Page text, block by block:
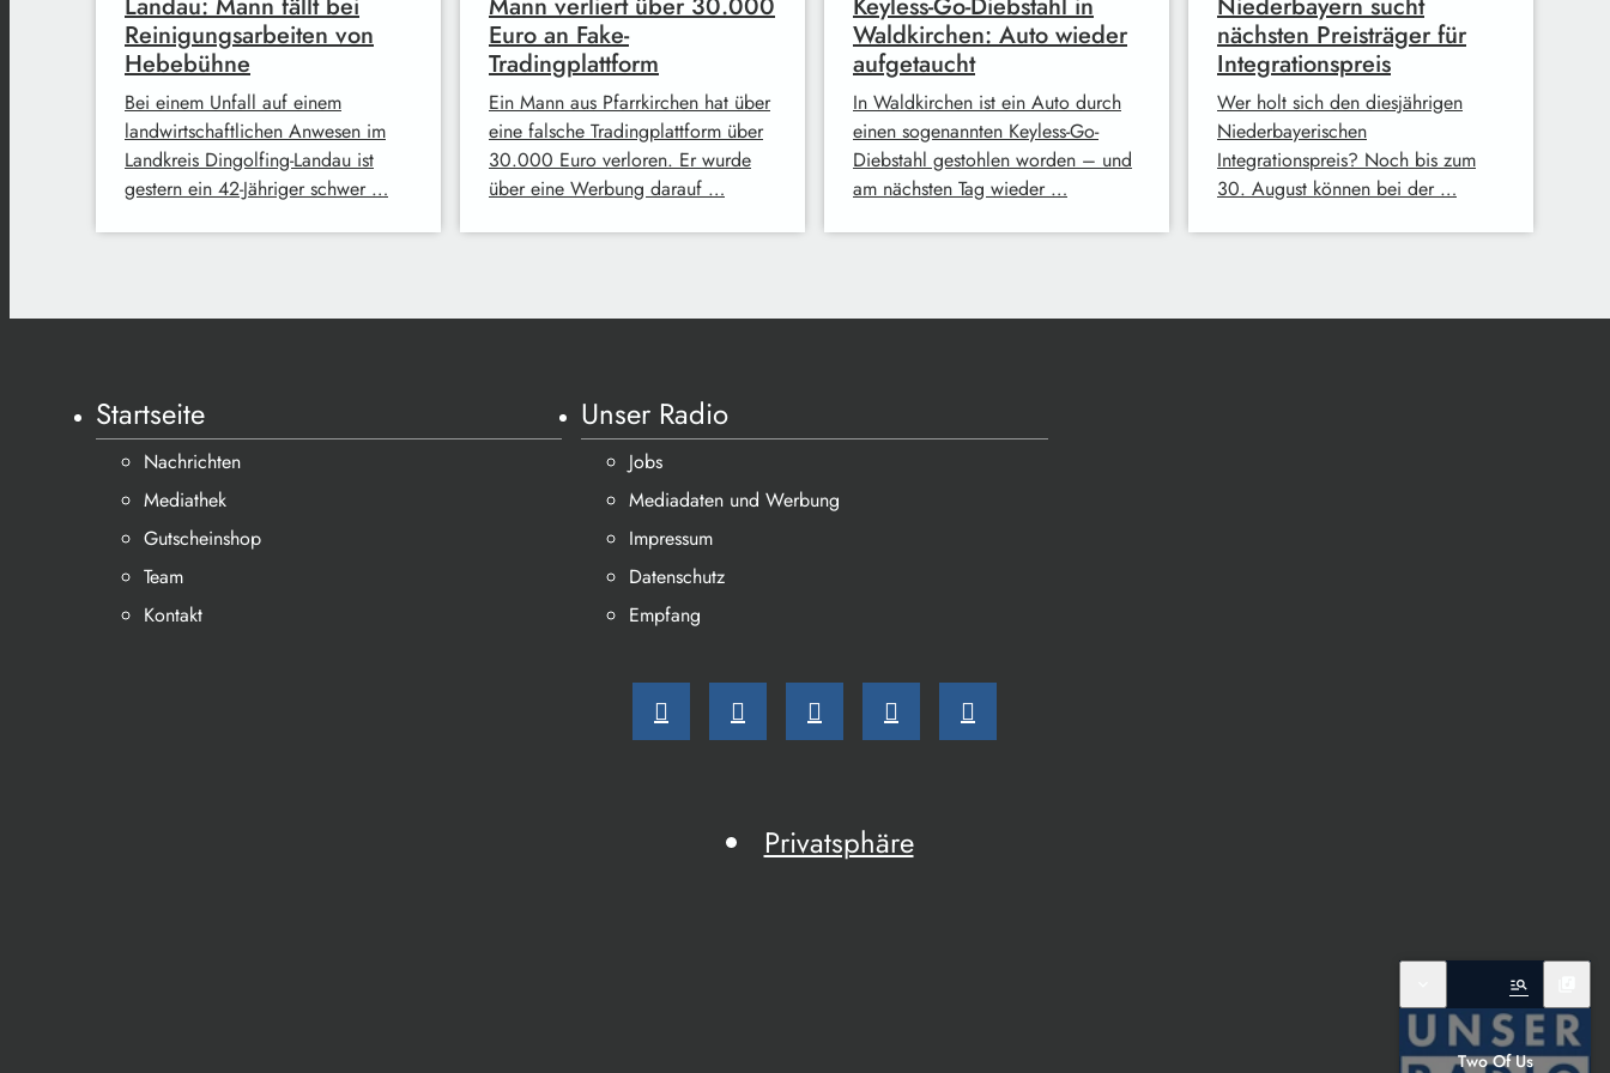
Landau: Mann fällt bei
Reinigungsarbeiten von
Hebebühne
Bei einem Unfall auf einem
landwirtschaftlichen Anwesen im
Landkreis Dingolfing-Landau ist
gestern ein 42-Jähriger schwer …
Mann verliert über 30.000
Euro an Fake-
Tradingplattform
Ein Mann aus Pfarrkirchen hat über
eine falsche Tradingplattform über
30.000 Euro verloren. Er wurde
über eine Werbung darauf …
Keyless-Go-Diebstahl in
Waldkirchen: Auto wieder
aufgetaucht
In Waldkirchen ist ein Auto durch
einen sogenannten Keyless-Go-
Diebstahl gestohlen worden – und
am nächsten Tag wieder …
Niederbayern sucht
nächsten Preisträger für
Integrationspreis
Wer holt sich den diesjährigen
Niederbayerischen
Integrationspreis? Noch bis zum
30. August können bei der …
Startseite
Nachrichten
Mediathek
Gutscheinshop
Team
Kontakt
Unser Radio
Jobs
Mediadaten und Werbung
Impressum
Datenschutz
Empfang
Privatsphäre
manage_search
Two Of Us